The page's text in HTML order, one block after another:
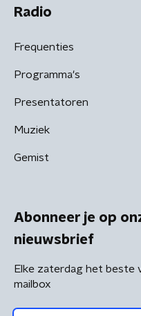
Radio
Frequenties
Programma's
Presentatoren
Muziek
Gemist
Abonneer je op
nieuwsbrief
Elke zaterdag het beste
mailbox